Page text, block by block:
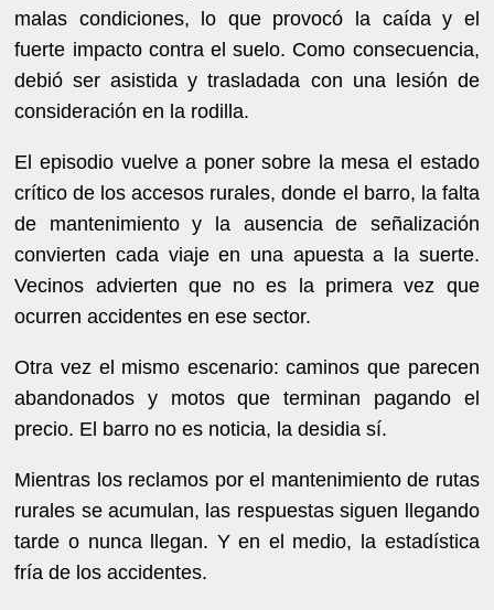
malas condiciones, lo que provocó la caída y el
fuerte impacto contra el suelo. Como consecuencia,
debió ser asistida y trasladada con una lesión de
consideración en la rodilla.
El episodio vuelve a poner sobre la mesa el estado
crítico de los accesos rurales, donde el barro, la falta
de mantenimiento y la ausencia de señalización
convierten cada viaje en una apuesta a la suerte.
Vecinos advierten que no es la primera vez que
ocurren accidentes en ese sector.
Otra vez el mismo escenario: caminos que parecen
abandonados y motos que terminan pagando el
precio. El barro no es noticia, la desidia sí.
Mientras los reclamos por el mantenimiento de rutas
rurales se acumulan, las respuestas siguen llegando
tarde o nunca llegan. Y en el medio, la estadística
fría de los accidentes.